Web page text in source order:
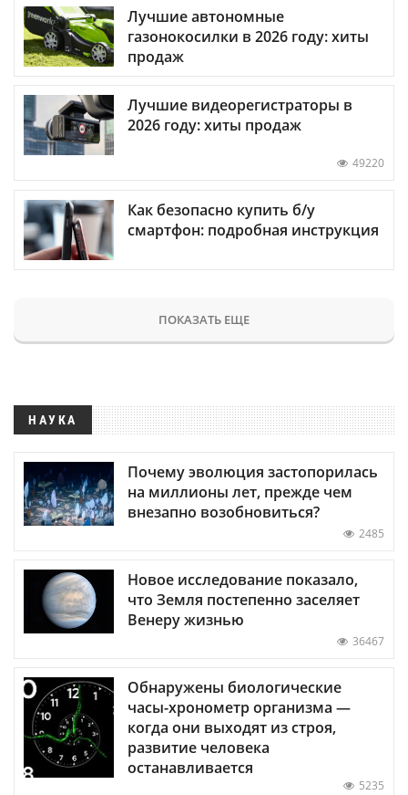
Лучшие автономные
газонокосилки в 2026 году: хиты
продаж
Лучшие видеорегистраторы в
2026 году: хиты продаж
49220
Как безопасно купить б/у
смартфон: подробная инструкция
ПОКАЗАТЬ ЕЩЕ
НАУКА
Почему эволюция застопорилась
на миллионы лет, прежде чем
внезапно возобновиться?
2485
Новое исследование показало,
что Земля постепенно заселяет
Венеру жизнью
36467
Обнаружены биологические
часы-хронометр организма —
когда они выходят из строя,
развитие человека
останавливается
5235